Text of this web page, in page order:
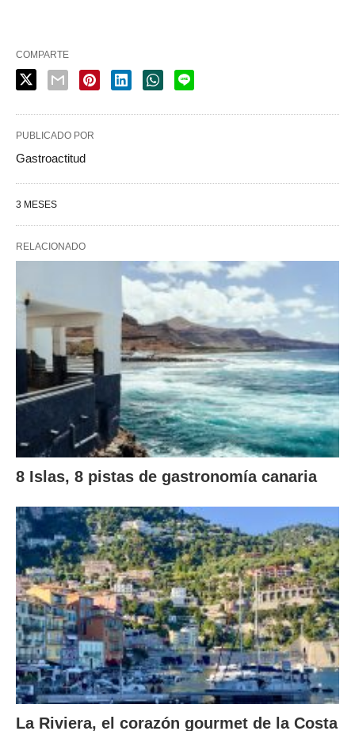
COMPARTE
PUBLICADO POR
Gastroactitud
3 MESES
RELACIONADO
8 Islas, 8 pistas de gastronomía canaria
La Riviera, el corazón gourmet de la Costa